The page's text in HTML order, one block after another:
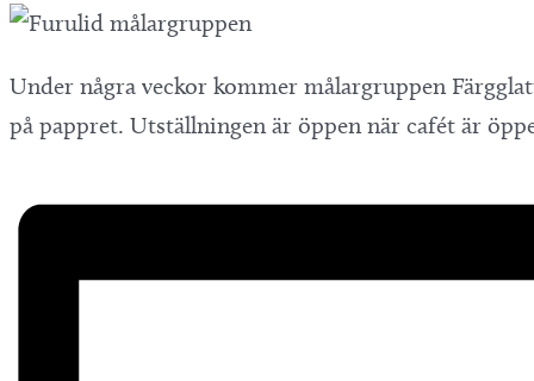
Under några veckor kommer målargruppen
på pappret. Utställningen är öppen när cafét är